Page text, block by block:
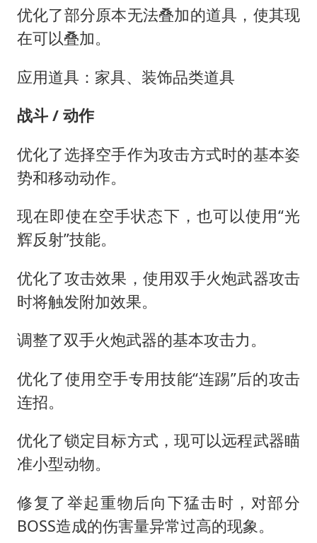
优化了部分原本无法叠加的道具，使其现
在可以叠加。
应用道具：家具、装饰品类道具
战斗 / 动作
优化了选择空手作为攻击方式时的基本姿
势和移动动作。
现在即使在空手状态下，也可以使用“光
辉反射”技能。
优化了攻击效果，使用双手火炮武器攻击
时将触发附加效果。
调整了双手火炮武器的基本攻击力。
优化了使用空手专用技能“连踢”后的攻击
连招。
优化了锁定目标方式，现可以远程武器瞄
准小型动物。
修复了举起重物后向下猛击时，对部分
BOSS造成的伤害量异常过高的现象。